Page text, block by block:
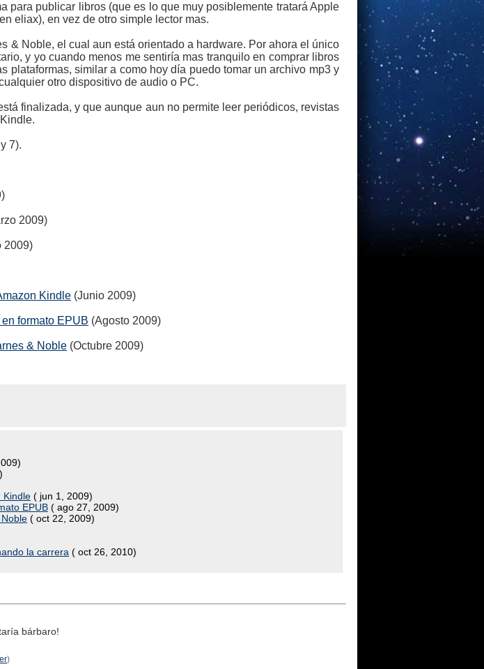
para publicar libros (que es lo que muy posiblemente tratará Apple
eliax), en vez de otro simple lector mas.
& Noble, el cual aun está orientado a hardware. Por ahora el único
y yo cuando menos me sentiría mas tranquilo en comprar libros
plataformas, similar a como hoy día puedo tomar un archivo mp3 y
otro dispositivo de audio o PC.
finalizada, y que aunque aun no permite leer periódicos, revistas
7).
2009)
2009)
Kindle (Junio 2009)
formato EPUB (Agosto 2009)
& Noble (Octubre 2009)
Kindle ( jun 1, 2009)
EPUB ( ago 27, 2009)
( oct 22, 2009)
la carrera ( oct 26, 2010)
bárbaro!
)